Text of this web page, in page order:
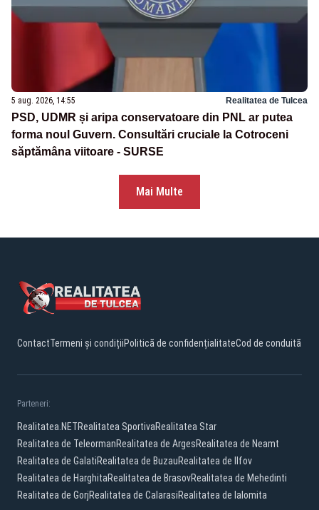
5 aug. 2026, 14:55 Realitatea de Tulcea
PSD, UDMR și aripa conservatoare din PNL ar putea
forma noul Guvern. Consultări cruciale la Cotroceni
săptămâna viitoare - SURSE
Mai Multe
ContactTermeni și condițiiPolitică de confidențialitateCod de conduită
Parteneri:
Realitatea.NETRealitatea SportivaRealitatea Star
Realitatea de TeleormanRealitatea de ArgesRealitatea de Neamt
Realitatea de GalatiRealitatea de BuzauRealitatea de Ilfov
Realitatea de HarghitaRealitatea de BrasovRealitatea de Mehedinti
Realitatea de GorjRealitatea de CalarasiRealitatea de Ialomita